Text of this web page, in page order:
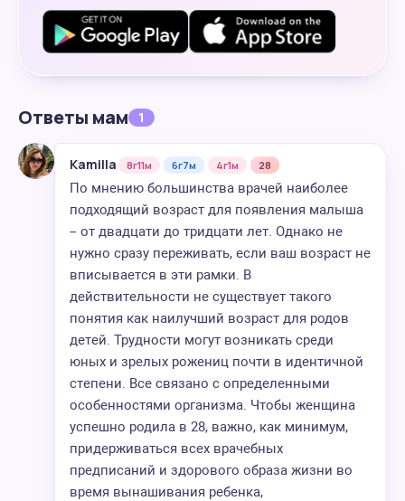
Ответы мам 1
Kamilla 8г11м 6г7м 4г1м 28
По мнению большинства врачей наиболее
подходящий возраст для появления малыша
– от двадцати до тридцати лет. Однако не
нужно сразу переживать, если ваш возраст не
вписывается в эти рамки. В
действительности не существует такого
понятия как наилучший возраст для родов
детей. Трудности могут возникать среди
юных и зрелых рожениц почти в идентичной
степени. Все связано с определенными
особенностями организма. Чтобы женщина
успешно родила в 28, важно, как минимум,
придерживаться всех врачебных
предписаний и здорового образа жизни во
время вынашивания ребенка,